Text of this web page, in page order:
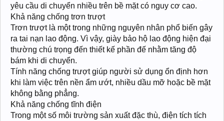
yêu cầu di chuyển nhiều trên bề mặt có nguy cơ cao.
Khả năng chống trơn trượt
Trơn trượt là một trong những nguyên nhân phổ biến gây
ra tai nạn lao động. Vì vậy, giày bảo hộ lao động hiện đại
thường chú trọng đến thiết kế phần đế nhằm tăng độ
bám khi di chuyển.
Tính năng chống trượt giúp người sử dụng ổn định hơn
khi làm việc trên nền ẩm ướt, nhiều dầu mỡ hoặc bề mặt
không bằng phẳng.
Khả năng chống tĩnh điện
Trong một số môi trường sản xuất đặc thù, điện tích tích